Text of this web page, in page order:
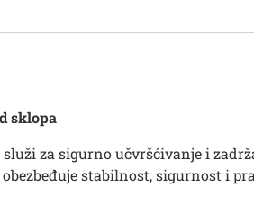
sklopa
za sigurno učvršćivanje i
stabilnost, sigurnost i